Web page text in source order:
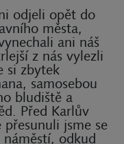
odjeli opět do
města,
ani náš
z nás vylezli
si zbytek
samosebou
bludiště a
Před Karlův
jsme se
náměstí, odkud